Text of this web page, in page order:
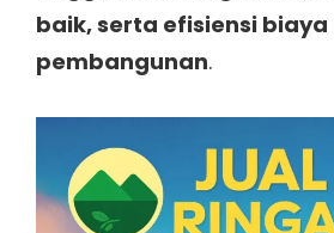
baik, serta efisiensi biaya
pembangunan.